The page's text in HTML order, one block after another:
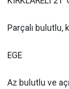
Parçalı bulutlu,
EGE
Az bulutlu ve